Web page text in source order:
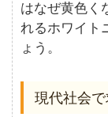
はなぜ黄色く
れるホワイト
ょう。
現代社会